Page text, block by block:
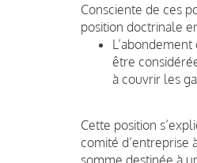
Consciente de ces
position doctrinale
être
à couvrir les
Cette position
comité d’entreprise
somme destinée à